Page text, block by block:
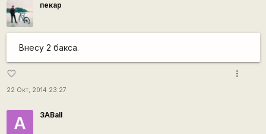
пекар
Внесу 2 бакса.
favorite_border
22 Окт, 2014 23:27
more_vert
A 3ABall